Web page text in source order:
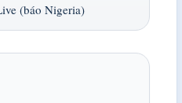
(báo Nigeria)